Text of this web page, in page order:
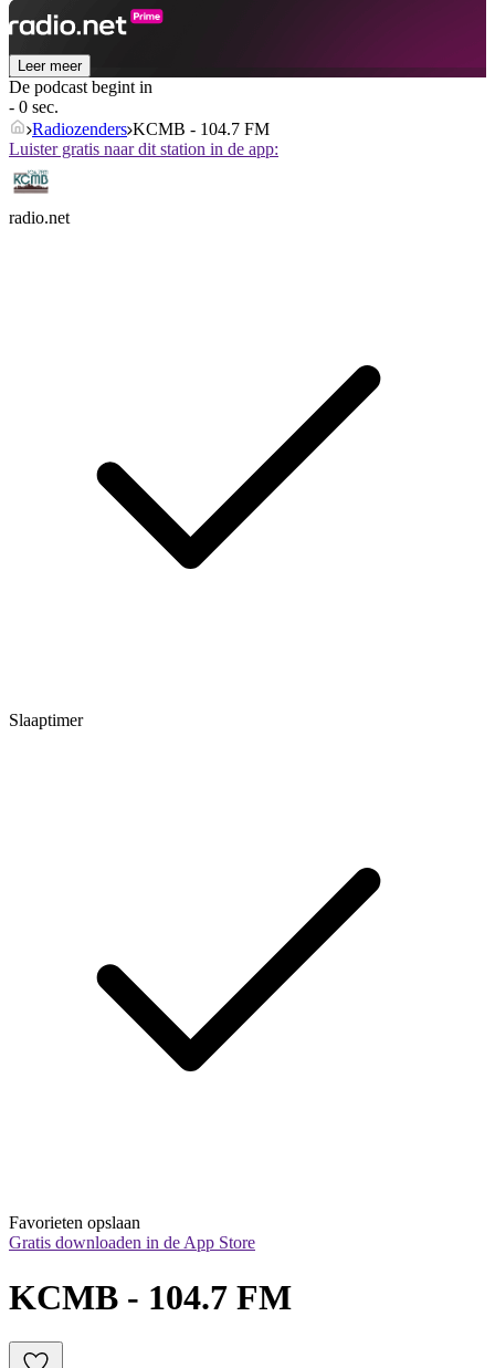
Leer meer
De podcast begint in
- 0 sec.
Radiozenders KCMB - 104.7 FM
Luister gratis naar dit station in de app:
radio.net
Slaaptimer
Favorieten opslaan
Gratis downloaden in de App Store
KCMB - 104.7 FM